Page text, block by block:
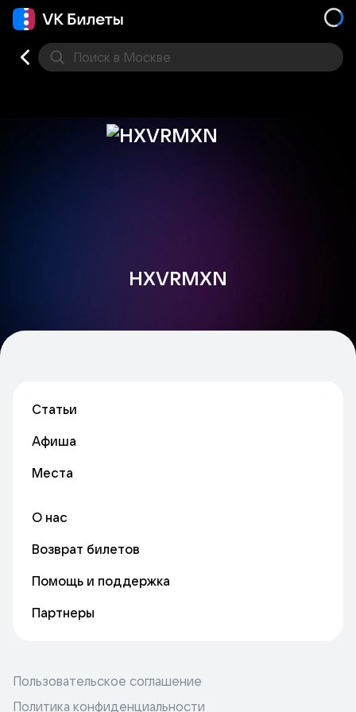
Поиск в Москве
HXVRMXN
Статьи
Афиша
Места
О нас
Возврат билетов
Помощь и поддержка
Партнеры
Пользовательское соглашение
Политика конфиденциальности